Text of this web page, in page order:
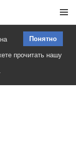
Понятно
прочитать нашу
.